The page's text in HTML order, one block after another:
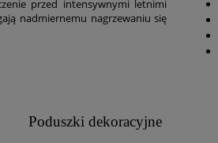
przed intensywnymi letnimi
nadmiernemu nagrzewaniu się
Poduszki dekoracyjne